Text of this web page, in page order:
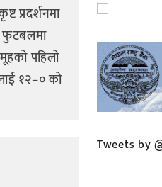
प्रदर्शनमा
फुटबलमा
पहिलो
१२–० को
Tweets by